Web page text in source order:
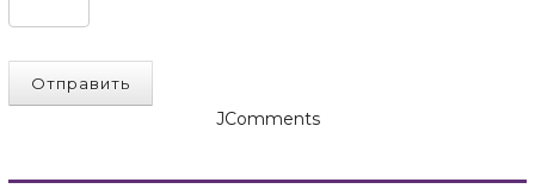
Отправить
JComments